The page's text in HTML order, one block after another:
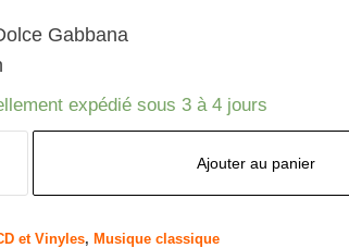
Gabbana
expédié sous 3 à 4 jours
Ajouter au panier
et Vinyles, Musique classique